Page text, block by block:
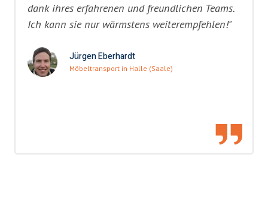
dank ihres erfahrenen und freundlichen Teams.
Ich kann sie nur wärmstens weiterempfehlen!"
Jürgen Eberhardt
Möbeltransport in Halle (Saale)